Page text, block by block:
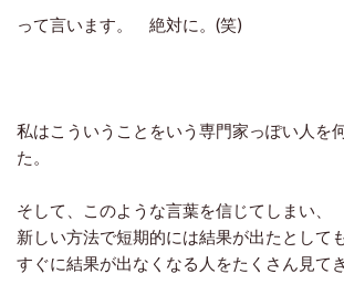
って言います。 絶対に。(笑)
私はこういうことをいう専門家っぽい人を
た。
そして、このような言葉を信じてしまい、
新しい方法で短期的には結果が出たとしても
すぐに結果が出なくなる人をたくさん見て